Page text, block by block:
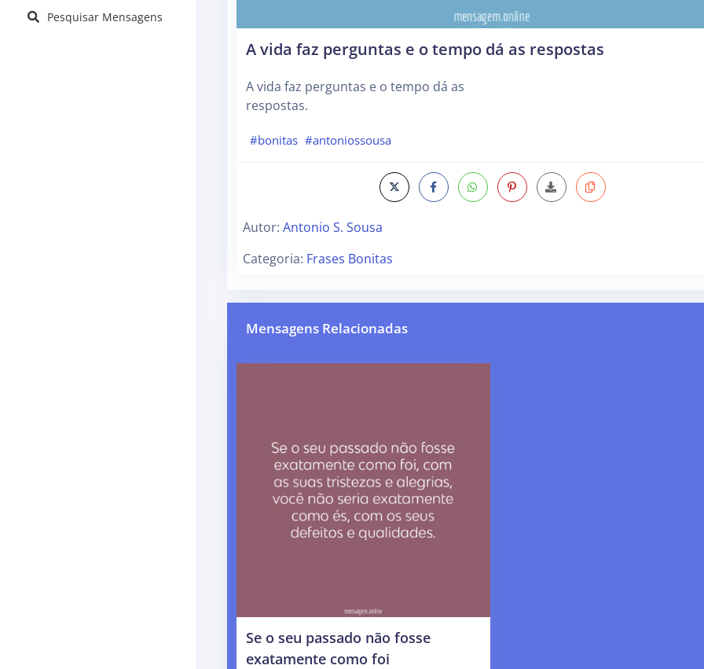
Pesquisar Mensagens
A vida faz perguntas e o tempo dá as respostas
A vida faz perguntas e o tempo dá as
respostas.
#bonitas #antoniossousa
Autor: Antonio S. Sousa
Categoria: Frases Bonitas
Mensagens Relacionadas
Se o seu passado não fosse
exatamente como foi